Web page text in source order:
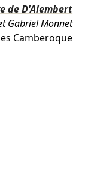
de D'Alembert
Gabriel Monnet
Camberoque